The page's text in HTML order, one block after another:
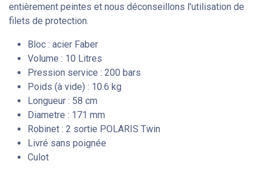
entièrement peintes et nous déconseillons l'utilisation de
filets de protection.
Bloc : acier Faber
Volume : 10 Litres
Pression service : 200 bars
Poids (à vide) : 10.6 kg
Longueur : 58 cm
Diametre : 171 mm
Robinet : 2 sortie POLARIS Twin
Livré sans poignée
Culot